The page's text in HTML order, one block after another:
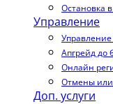
Остановка
Управление
Апгрейд до
Онлайн
Отмены или
Доп. услуги